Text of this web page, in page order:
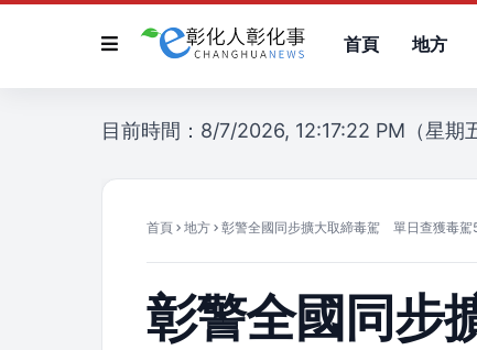
首頁 地方
目前時間：8/7/2026, 12:17:22 PM（星期
首頁 地方 彰警全國同步擴大取締毒駕 單日查獲毒駕
彰警全國同